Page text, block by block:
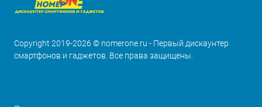
Copyright 2019-2026 © nomerone.ru - Первый дискаунтер
смартфонов и гаджетов. Все права защищены.